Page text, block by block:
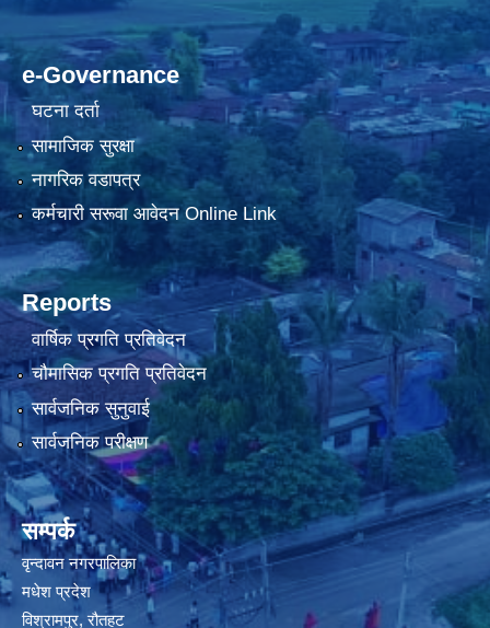
e-Governance
घटना दर्ता
सामाजिक सुरक्षा
नागरिक वडापत्र
कर्मचारी सरूवा आवेदन Online Link
Reports
वार्षिक प्रगति प्रतिवेदन
चौमासिक प्रगति प्रतिवेदन
सार्वजनिक सुनुवाई
सार्वजनिक परीक्षण
सम्पर्क
वृन्दावन नगरपालिका
मधेश प्रदेश
विश्रामपुर, रौतहट